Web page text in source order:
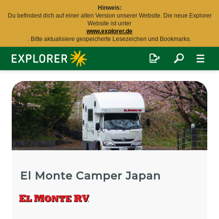
Hinweis:
Du befindest dich auf einer alten Version unserer Website. Die neue Explorer
Website ist unter
www.explorer.de
. Bitte aktualisiere gespeicherte Lesezeichen und Bookmarks.
Explorer
Fernreisen
El Monte Camper Japan